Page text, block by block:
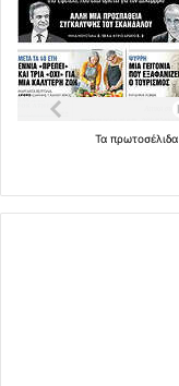
Τα πρωτοσέλιδα